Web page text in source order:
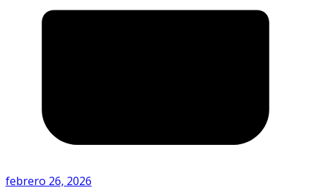
febrero 26, 2026